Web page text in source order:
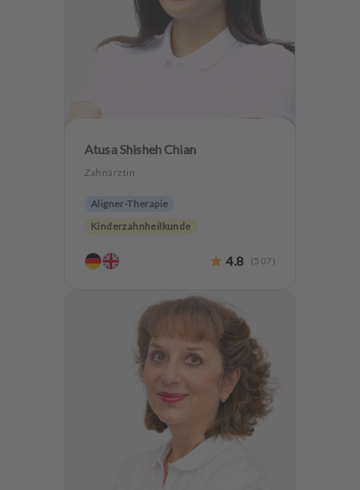
Atusa Shisheh Chian
Zahnärztin
Aligner-Therapie
Kinderzahnheilkunde
Ästhetische Zahnheilkunde
Hochwertiger Zahnersatz
Zahnerhaltung
Angstpatienten
4.8 (507 )